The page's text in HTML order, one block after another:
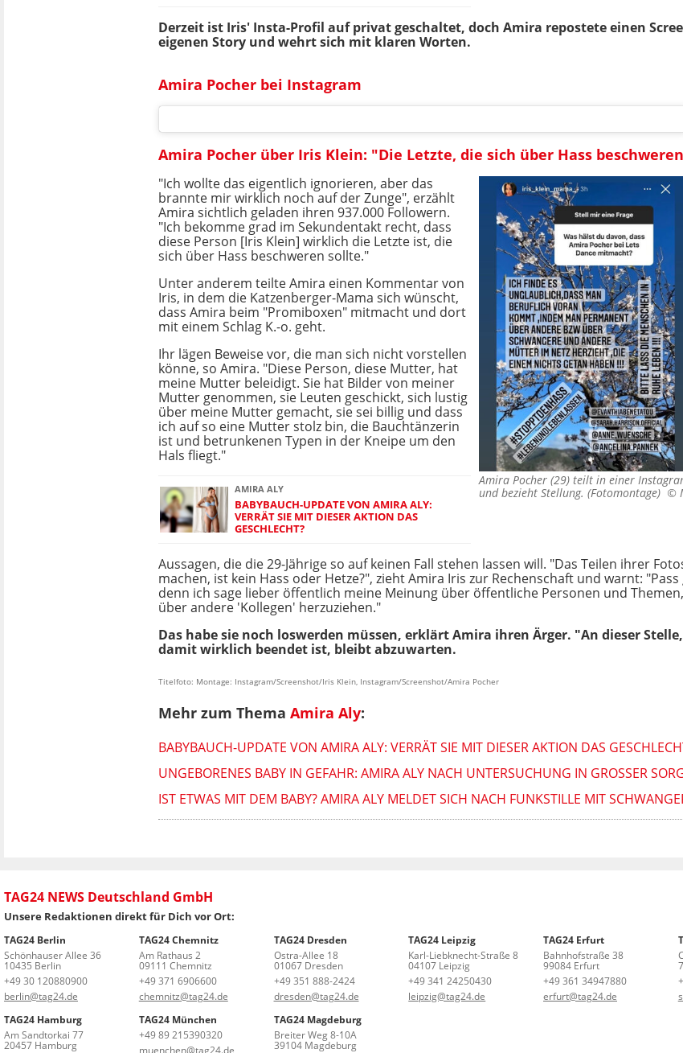
Derzeit ist Iris' Insta-Profil auf privat geschaltet, doch Amira repostete einen
eigenen Story und wehrt sich mit klaren Worten.
Amira Pocher bei Instagram
Amira Pocher über Iris Klein: "Die Letzte, die sich über Hass
Amira Pocher (29) teilt in einer
und bezieht Stellung. (Fotomontage) ©
"Ich wollte das eigentlich ignorieren, aber das
brannte mir wirklich noch auf der Zunge", erzählt
Amira sichtlich geladen ihren 937.000 Followern.
"Ich bekomme grad im Sekundentakt recht, dass
diese Person [Iris Klein] wirklich die Letzte ist, die
sich über Hass beschweren sollte."
Unter anderem teilte Amira einen Kommentar von
Iris, in dem die Katzenberger-Mama sich wünscht,
dass Amira beim "Promiboxen" mitmacht und dort
mit einem Schlag K.-o. geht.
Ihr lägen Beweise vor, die man sich nicht vorstellen
könne, so Amira. "Diese Person, diese Mutter, hat
meine Mutter beleidigt. Sie hat Bilder von meiner
Mutter genommen, sie Leuten geschickt, sich lustig
über meine Mutter gemacht, sie sei billig und dass
ich auf so eine Mutter stolz bin, die Bauchtänzerin
ist und betrunkenen Typen in der Kneipe um den
Hals fliegt."
AMIRA ALY
BABYBAUCH-UPDATE VON AMIRA ALY:
VERRÄT SIE MIT DIESER AKTION DAS
GESCHLECHT?
Aussagen, die die 29-Jährige so auf keinen Fall stehen lassen will. "Das Teilen ihrer
machen, ist kein Hass oder Hetze?", zieht Amira Iris zur Rechenschaft und warnt:
denn ich sage lieber öffentlich meine Meinung über öffentliche Personen und
über andere 'Kollegen' herzuziehen."
Das habe sie noch loswerden müssen, erklärt Amira ihren Ärger. "An dieser
damit wirklich beendet ist, bleibt abzuwarten.
Titelfoto: Montage: Instagram/Screenshot/Iris Klein, Instagram/Screenshot/Amira Pocher
Mehr zum Thema Amira Aly:
BABYBAUCH-UPDATE VON AMIRA ALY: VERRÄT SIE MIT DIESER AKTION DAS
UNGEBORENES BABY IN GEFAHR: AMIRA ALY NACH UNTERSUCHUNG IN GROSSER
IST ETWAS MIT DEM BABY? AMIRA ALY MELDET SICH NACH FUNKSTILLE MIT
TAG24 NEWS Deutschland GmbH
Unsere Redaktionen direkt für Dich vor Ort:
TAG24 Berlin
Schönhauser Allee 36
10435 Berlin
+49 30 120880900
berlin@tag24.de
TAG24 Chemnitz
Am Rathaus 2
09111 Chemnitz
+49 371 6906600
chemnitz@tag24.de
TAG24 Dresden
Ostra-Allee 18
01067 Dresden
+49 351 888-2424
dresden@tag24.de
TAG24 Leipzig
Karl-Liebknecht-Straße 8
04107 Leipzig
+49 341 24250430
leipzig@tag24.de
TAG24 Erfurt
Bahnhofstraße 38
99084 Erfurt
+49 361 34947880
erfurt@tag24.de
TAG24 Hamburg
Am Sandtorkai 77
20457 Hamburg
TAG24 München
+49 89 215390320
muenchen@tag24.de
TAG24 Magdeburg
Breiter Weg 8-10A
39104 Magdeburg